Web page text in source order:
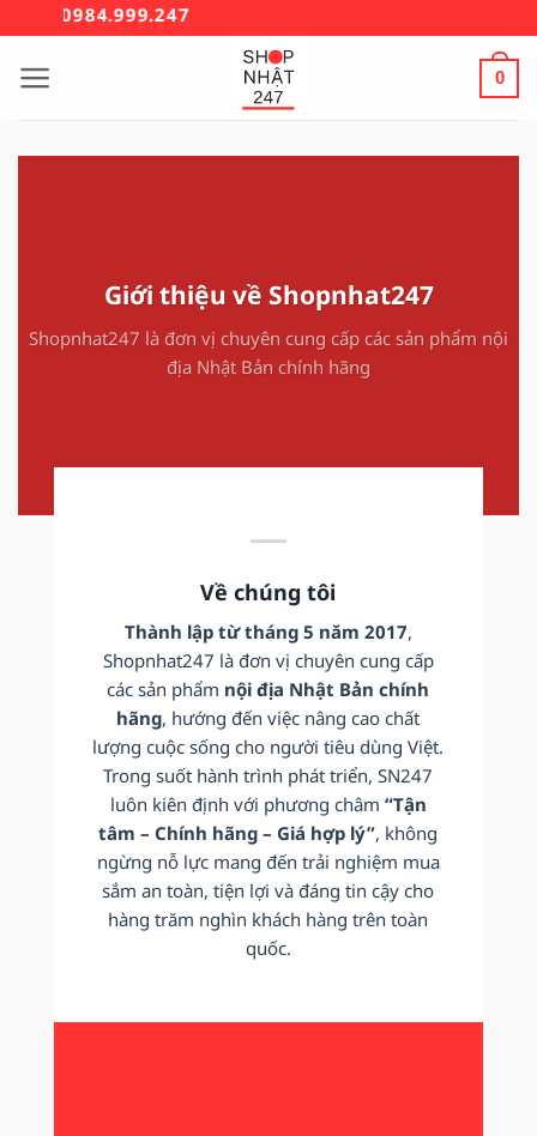
qua
nội
0984.999.247
0
Giới thiệu về Shopnhat247
Shopnhat247 là đơn vị chuyên cung cấp các sản phẩm nội
địa Nhật Bản chính hãng
Về chúng tôi
Thành lập từ tháng 5 năm 2017,
Shopnhat247 là đơn vị chuyên cung cấp
các sản phẩm nội địa Nhật Bản chính
hãng, hướng đến việc nâng cao chất
lượng cuộc sống cho người tiêu dùng Việt.
Trong suốt hành trình phát triển, SN247
luôn kiên định với phương châm “Tận
tâm – Chính hãng – Giá hợp lý”, không
ngừng nỗ lực mang đến trải nghiệm mua
sắm an toàn, tiện lợi và đáng tin cậy cho
hàng trăm nghìn khách hàng trên toàn
quốc.